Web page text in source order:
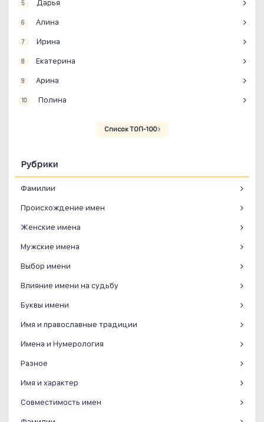
5 Дарья
6 Алина
7 Ирина
8 Екатерина
9 Арина
10 Полина
Список ТОП-100
Рубрики
Фамилии
Происхождение имен
Женские имена
Мужские имена
Выбор имени
Влияние имени на судьбу
Буквы имени
Имя и православные традиции
Имена и Нумерология
Разное
Имя и характер
Совместимость имен